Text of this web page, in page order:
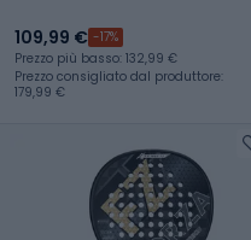
109,99 € -17%
Prezzo più basso: 132,99 €
Prezzo consigliato dal produttore:
179,99 €